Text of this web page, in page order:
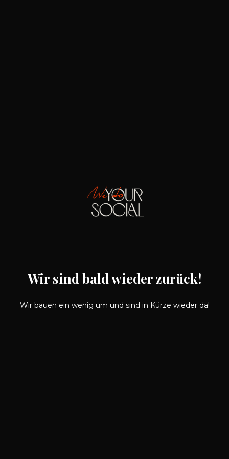
Wir sind bald wieder zurück!
Wir bauen ein wenig um und sind in Kürze wieder da!